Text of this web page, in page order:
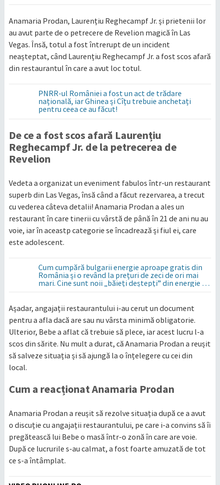
Anamaria Prodan, Laurențiu Reghecampf Jr. și prietenii lor
au avut parte de o petrecere de Revelion magică în Las
Vegas. Însă, totul a fost întrerupt de un incident
neașteptat, când Laurențiu Reghecampf Jr. a fost scos afară
din restaurantul în care a avut loc totul.
PNRR-ul României a fost un act de trădare
națională, iar Ghinea și Cîțu trebuie anchetați
pentru ceea ce au făcut!
De ce a fost scos afară Laurențiu
Reghecampf Jr. de la petrecerea de
Revelion
Vedeta a organizat un eveniment fabulos într-un restaurant
superb din Las Vegas, însă când a făcut rezervarea, a trecut
cu vederea câteva detalii! Anamaria Prodan a ales un
restaurant în care tinerii cu vârstă de până în 21 de ani nu au
voie, iar în aceastp categorie se încadrează și fiul ei, care
este adolescent.
Cum cumpără bulgarii energie aproape gratis din
România și o revând la prețuri de zeci de ori mai
mari. Cine sunt noii „băieți deștepți” din energie de
la sud de Dunăre
Așadar, angajații restaurantului i-au cerut un document
pentru a afla dacă are sau nu vârsta minimă obligatorie.
Ulterior, Bebe a aflat că trebuie să plece, iar acest lucru l-a
scos din sărite. Nu mult a durat, că Anamaria Prodan a reușit
să salveze situația și să ajungă la o înțelegere cu cei din
local.
Cum a reacționat Anamaria Prodan
Anamaria Prodan a reușit să rezolve situația după ce a avut
o discuție cu angajații restaurantului, pe care i-a convins să îi
pregătească lui Bebe o masă într-o zonă în care are voie.
După ce lucrurile s-au calmat, a fost foarte amuzată de tot
ce s-a întâmplat.